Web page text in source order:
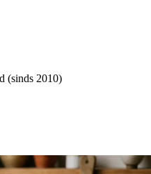
(sinds 2010)